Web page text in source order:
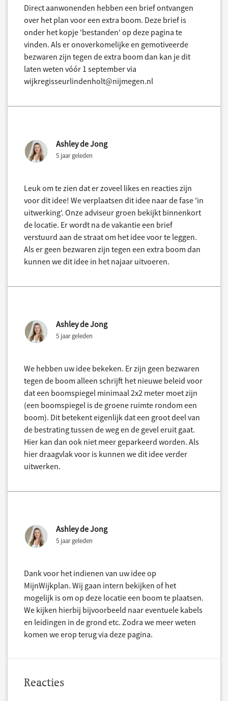
Direct aanwonenden hebben een brief ontvangen
over het plan voor een extra boom. Deze brief is
onder het kopje 'bestanden' op deze pagina te
vinden. Als er onoverkomelijke en gemotiveerde
bezwaren zijn tegen de extra boom dan kan je dit
laten weten vóór 1 september via
wijkregisseurlindenholt@nijmegen.nl
Ashley de Jong
5 jaar geleden
Leuk om te zien dat er zoveel likes en reacties zijn
voor dit idee! We verplaatsen dit idee naar de fase 'in
uitwerking'. Onze adviseur groen bekijkt binnenkort
de locatie. Er wordt na de vakantie een brief
verstuurd aan de straat om het idee voor te leggen.
Als er geen bezwaren zijn tegen een extra boom dan
kunnen we dit idee in het najaar uitvoeren.
Ashley de Jong
5 jaar geleden
We hebben uw idee bekeken. Er zijn geen bezwaren
tegen de boom alleen schrijft het nieuwe beleid voor
dat een boomspiegel minimaal 2x2 meter moet zijn
(een boomspiegel is de groene ruimte rondom een
boom). Dit betekent eigenlijk dat een groot deel van
de bestrating tussen de weg en de gevel eruit gaat.
Hier kan dan ook niet meer geparkeerd worden. Als
hier draagvlak voor is kunnen we dit idee verder
uitwerken.
Ashley de Jong
5 jaar geleden
Dank voor het indienen van uw idee op
MijnWijkplan. Wij gaan intern bekijken of het
mogelijk is om op deze locatie een boom te plaatsen.
We kijken hierbij bijvoorbeeld naar eventuele kabels
en leidingen in de grond etc. Zodra we meer weten
komen we erop terug via deze pagina.
Reacties